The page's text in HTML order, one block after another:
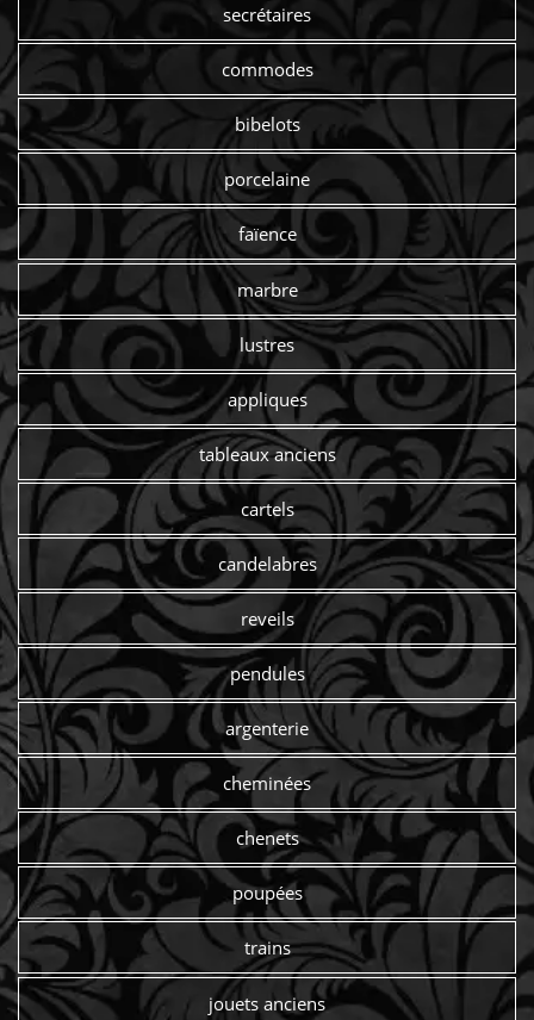
secrétaires
commodes
bibelots
porcelaine
faïence
marbre
lustres
appliques
tableaux anciens
cartels
candelabres
reveils
pendules
argenterie
cheminées
chenets
poupées
trains
jouets anciens